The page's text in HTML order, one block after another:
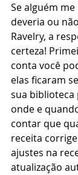
Se alguém
deveria ou
Ravelry, a
certeza!
conta você
elas ficaram
sua biblioteca
onde e
contar que
receita
ajustes na
atualização